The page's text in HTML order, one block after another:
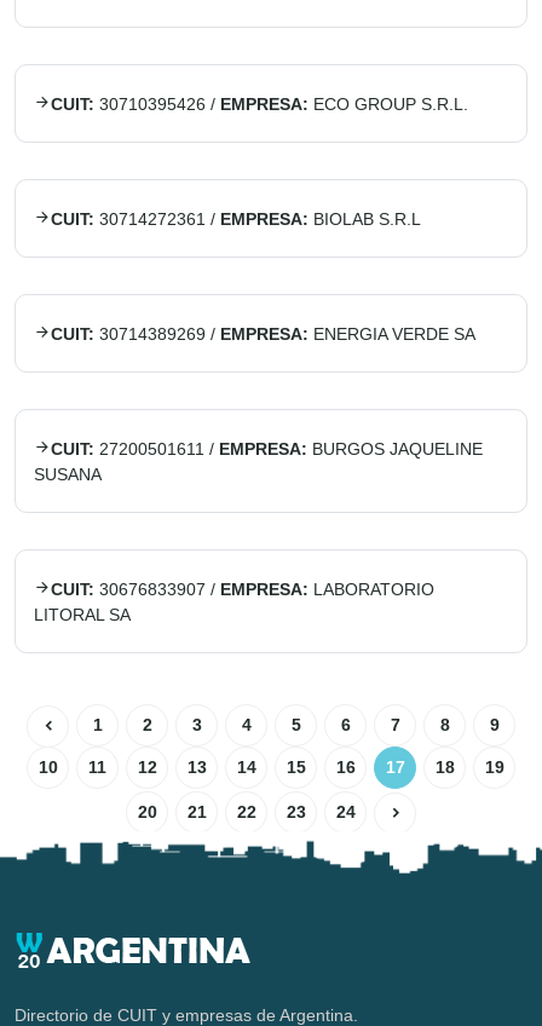
CUIT: 30710395426 / EMPRESA: ECO GROUP S.R.L.
CUIT: 30714272361 / EMPRESA: BIOLAB S.R.L
CUIT: 30714389269 / EMPRESA: ENERGIA VERDE SA
CUIT: 27200501611 / EMPRESA: BURGOS JAQUELINE
SUSANA
CUIT: 30676833907 / EMPRESA: LABORATORIO
LITORAL SA
1 2 3 4 5 6 7 8 9
10 11 12 13 14 15 16 17 18 19
20 21 22 23 24
Directorio de CUIT y empresas de Argentina.